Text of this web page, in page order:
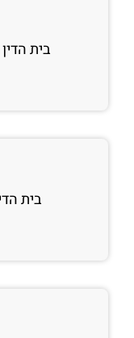
בית
בית